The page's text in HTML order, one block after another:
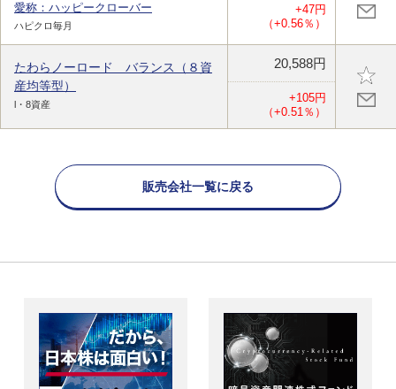
愛称：ハッピークローバー
ハピクロ毎月
+47円
（+0.56％）
たわらノーロード バランス（８資
産均等型）
l・8資産
20,588円
+105円
（+0.51％）
販売会社一覧に戻る